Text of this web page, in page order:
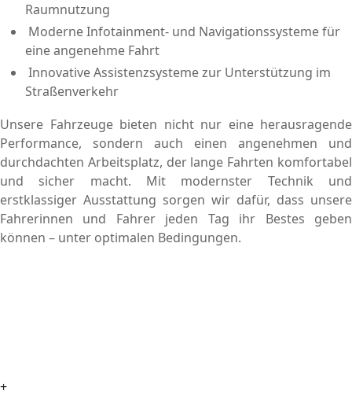
Raumnutzung
Moderne Infotainment- und Navigationssysteme für
eine angenehme Fahrt
Innovative Assistenzsysteme zur Unterstützung im
Straßenverkehr
Unsere Fahrzeuge bieten nicht nur eine herausragende
Performance, sondern auch einen angenehmen und
durchdachten Arbeitsplatz, der lange Fahrten komfortabel
und sicher macht. Mit modernster Technik und
erstklassiger Ausstattung sorgen wir dafür, dass unsere
Fahrerinnen und Fahrer jeden Tag ihr Bestes geben
können – unter optimalen Bedingungen.
+